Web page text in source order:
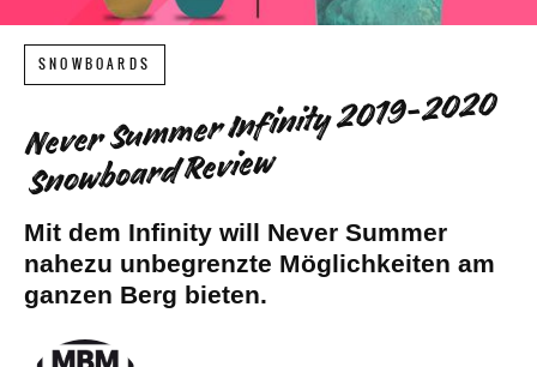
SNOWBOARDS
Never Summer Infinity 2019-2020
Snowboard Review
Mit dem Infinity will Never Summer
nahezu unbegrenzte Möglichkeiten am
ganzen Berg bieten.